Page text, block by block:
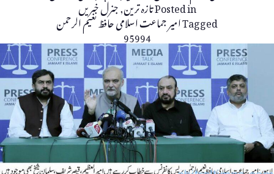
Posted inتازہ ترین,جنرل خبریں
Taggedامیر جماعت اسلامی حافظ نعیم الرحمن
95994